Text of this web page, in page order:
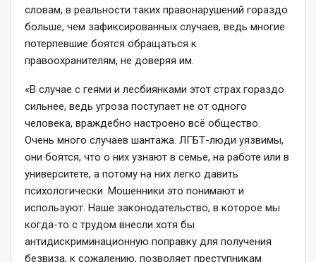
словам, в реальности таких правонарушений гораздо
больше, чем зафиксированных случаев, ведь многие
потерпевшие боятся обращаться к
правоохранителям, не доверяя им.
«В случае с геями и лесбиянками этот страх гораздо
сильнее, ведь угроза поступает не от одного
человека, враждебно настроено всё общество.
Очень много случаев шантажа. ЛГБТ-люди уязвимы,
они боятся, что о них узнают в семье, на работе или в
университете, а потому на них легко давить
психологически. Мошенники это понимают и
используют. Наше законодательство, в которое мы
когда-то с трудом внесли хотя бы
антидискриминационную поправку для получения
безвиза, к сожалению, позволяет преступникам